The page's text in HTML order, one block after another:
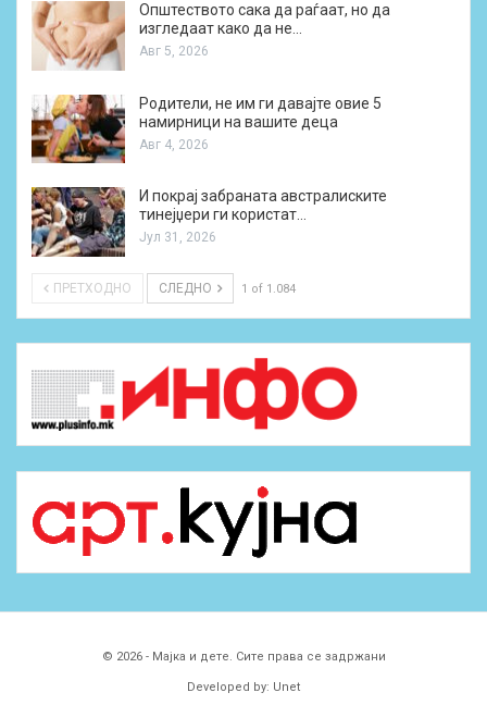
Општеството сака да раѓаат, но да
изгледаат како да не…
Авг 5, 2026
Родители, не им ги давајте овие 5
намирници на вашите деца
Авг 4, 2026
И покрај забраната австралиските
тинејџери ги користат…
Јул 31, 2026
ПРЕТХОДНО СЛЕДНО 1 of 1.084
© 2026 - Мајка и дете. Сите права се задржани
Developed by: Unet